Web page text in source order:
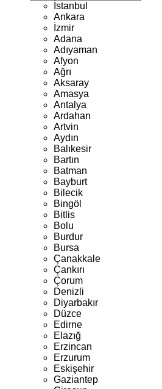
İstanbul
Ankara
İzmir
Adana
Adıyaman
Afyon
Ağrı
Aksaray
Amasya
Antalya
Ardahan
Artvin
Aydın
Balıkesir
Bartın
Batman
Bayburt
Bilecik
Bingöl
Bitlis
Bolu
Burdur
Bursa
Çanakkale
Çankırı
Çorum
Denizli
Diyarbakır
Düzce
Edirne
Elazığ
Erzincan
Erzurum
Eskişehir
Gaziantep